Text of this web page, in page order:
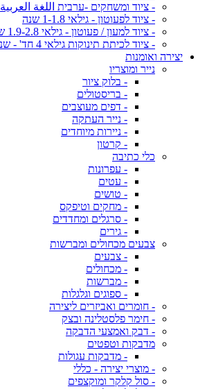
- ציוד ומשחקים -ערבית اللغة العربية
- ציוד לפעוטון - גילאי 1-1.8 שנה
- ציוד למעון / פעוטון - גילאי 1.9-2.8 שנה
- ציוד לכיתת תינוקות גילאי 4 חד' - שנה
יצירה ואומנות
נייר ומוצריו
- בלוק ציור
- בריסטולים
- דפים מעוצבים
- נייר העתקה
- ניירות מיוחדים
- קרטון
כלי כתיבה
- עפרונות
- עטים
- טושים
- מחקים וטיפקס
- סרגלים ומחדדים
- גירים
צבעים מכחולים ומברשות
- צבעים
- מכחולים
- מברשות
- ספוגים וגלגלות
- חומרים ואביזרים ליצירה
- חימר פלסטלינה ובצק
- דבק ואמצעי הדבקה
מדבקות וטפטים
- מדבקות עגולות
- מוצרי יצירה - כללי
- סול קלקר ומוקצפים